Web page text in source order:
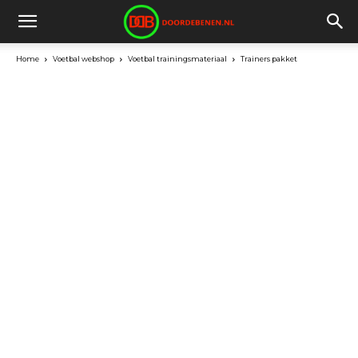
Home Voetbal webshop Voetbal trainingsmateriaal Trainers pakket